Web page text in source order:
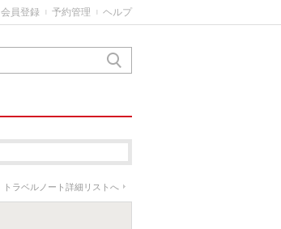
トラベルノート詳細リストへ
会員登録 予約管理 ヘルプ